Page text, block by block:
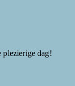
plezierige dag!